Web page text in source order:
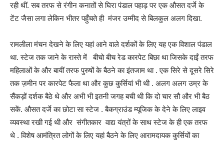
रही थीं. सब तरफ से रंगीन कनातों से घिरा पंडाल पहाड़ पर एक औसत दर्जे के
टेंट जैसा लगा लेकिन भीतर पहुँचते ही मंजर उम्मीद से बिलकुल अलग दिखा.
रामलीला मंचन देखने के लिए यहां आने वाले दर्शकों के लिए यह एक विशाल पंडाल
था. स्टेज तक जाने के रास्ते में बीचो बीच रेड कारपेट बिछा था जिसके दाईं तरफ
महिलाओं के और बायीं तरफ पुरुषों के बैठने का इंतजाम था . एक सिरे से दूसरे सिरे
तक ज़मीन पर कारपेट फैला था और कुछ कुर्सियां भी थी . अलग अलग उम्र के
सैंकड़ों दर्शक बैठे थे और अभी भी इतनी जगह बची थी कि दो चार सौ और भी बैठ
सकें. औसत दर्जे का छोटा सा स्टेज . बैकग्राउंड म्यूजिक के देने के लिए लाइव
व्यवस्था रखी गई थी और संगीतकार वाद्य यंत्रों के साथ स्टेज के ही एक तरफ
थे . विशेष आमंत्रित लोगों के लिए यहां बैठने के लिए आरामदायक कुर्सियों का